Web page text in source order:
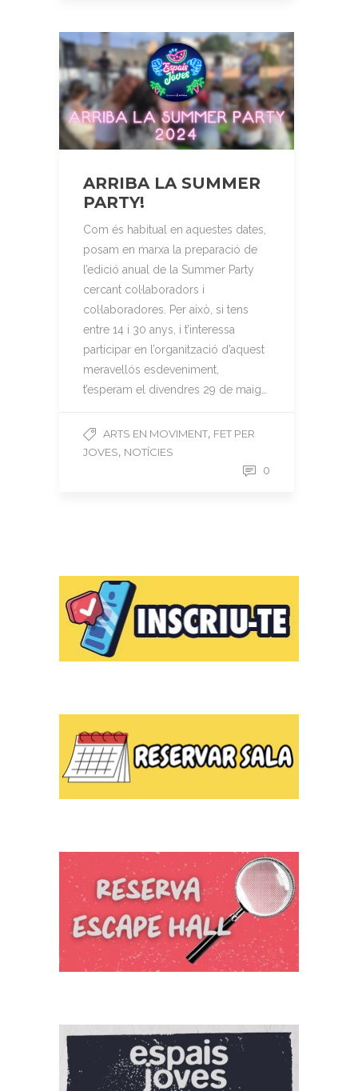
ARRIBA LA SUMMER
PARTY!
Com és habitual en aquestes dates,
posam en marxa la preparació de
l’edició anual de la Summer Party
cercant col·laboradors i
col·laboradores. Per això, si tens
entre 14 i 30 anys, i t’interessa
participar en l’organització d’aquest
meravellós esdeveniment,
t’esperam el divendres 29 de maig…
ARTS EN MOVIMENT, FET PER
JOVES, NOTÍCIES
0